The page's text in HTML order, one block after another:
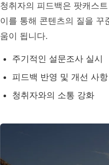
청취자의 피드백은 팟캐스
이를 통해 콘텐츠의 질을 꾸
움이 됩니다.
주기적인 설문조사 실시
피드백 반영 및 개선 사항
청취자와의 소통 강화